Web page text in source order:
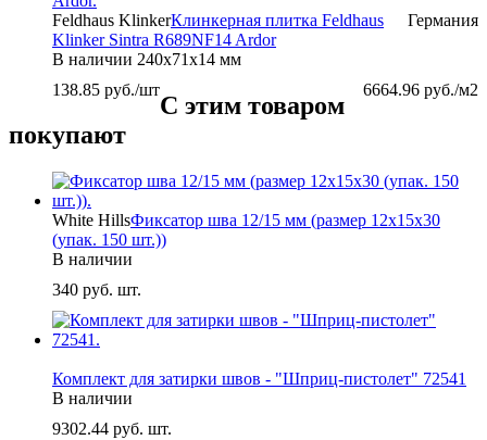
Feldhaus Klinker Германия
Клинкерная плитка Feldhaus
Klinker Sintra R689NF14 Ardor
В наличии 240x71x14 мм
138.85 руб./шт 6664.96 руб./м2
С этим товаром
покупают
White HillsФиксатор шва 12/15 мм (размер 12х15х30
(упак. 150 шт.))
В наличии
340 руб. шт.
Комплект для затирки швов - "Шприц-пистолет" 72541
В наличии
9302.44 руб. шт.